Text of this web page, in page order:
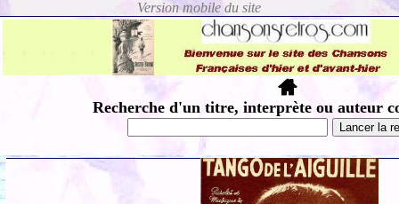
Recherche d'un titre, interprète ou auteur